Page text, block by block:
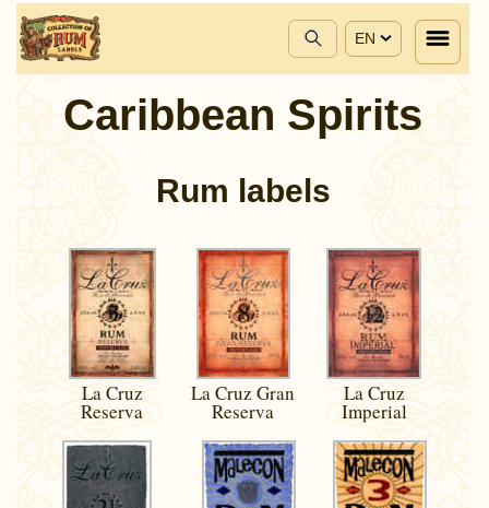
EN
Caribbean Spirits
Rum labels
La Cruz
Reserva
La Cruz Gran
Reserva
La Cruz
Imperial